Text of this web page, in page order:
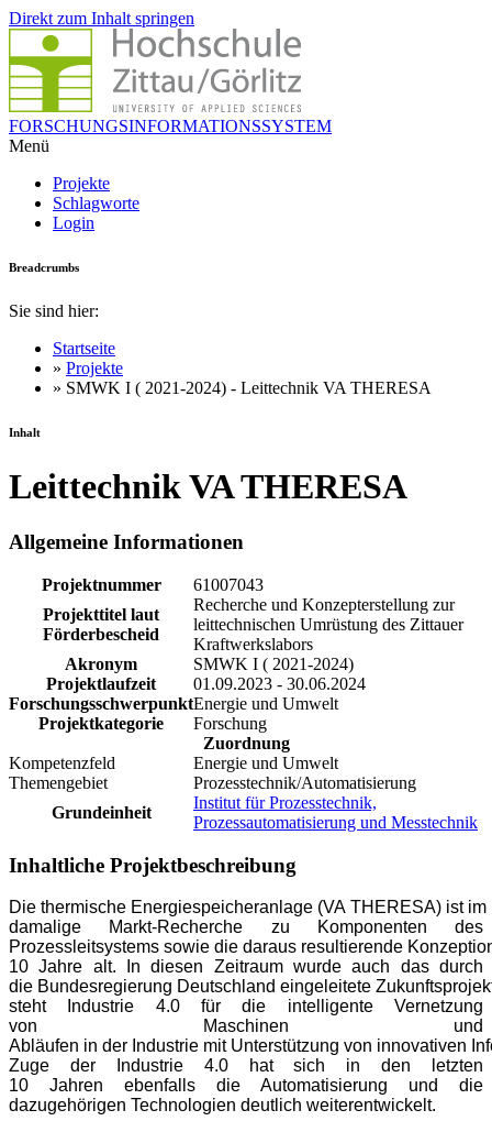
Direkt zum Inhalt springen
FORSCHUNGSINFORMATIONSSYSTEM
Menü
Projekte
Schlagworte
Login
Breadcrumbs
Sie sind hier:
Startseite
» Projekte
» SMWK I ( 2021-2024) - Leittechnik VA THERESA
Inhalt
Leittechnik VA THERESA
Allgemeine Informationen
Projektnummer
61007043
Projekttitel laut
Förderbescheid
Recherche und Konzepterstellung zur
leittechnischen Umrüstung des Zittauer
Kraftwerkslabors
Akronym
SMWK I ( 2021-2024)
Projektlaufzeit
01.09.2023 - 30.06.2024
ForschungsschwerpunktEnergie und Umwelt
Projektkategorie
Forschung
Zuordnung
Kompetenzfeld
Energie und Umwelt
Themengebiet
Prozesstechnik/Automatisierung
Grundeinheit
Institut für Prozesstechnik,
Prozessautomatisierung und Messtechnik
Inhaltliche Projektbeschreibung
Die thermische Energiespeicheranlage (VA THERESA) ist im
damalige Markt-Recherche zu Komponenten des
Prozessleitsystems sowie die daraus resultierende
10 Jahre alt. In diesen Zeitraum wurde auch das durch
die Bundesregierung Deutschland eingeleitete
steht
Industrie 4.0
für die intelligente Vernetzung
von
Maschinen und
Abläufen in der Industrie mit Unterstützung von innovativen
Zuge der Industrie
4.0 hat sich
in den letzten
10 Jahren ebenfalls die Automatisierung
und die
dazugehörigen Technologien deutlich weiterentwickelt.